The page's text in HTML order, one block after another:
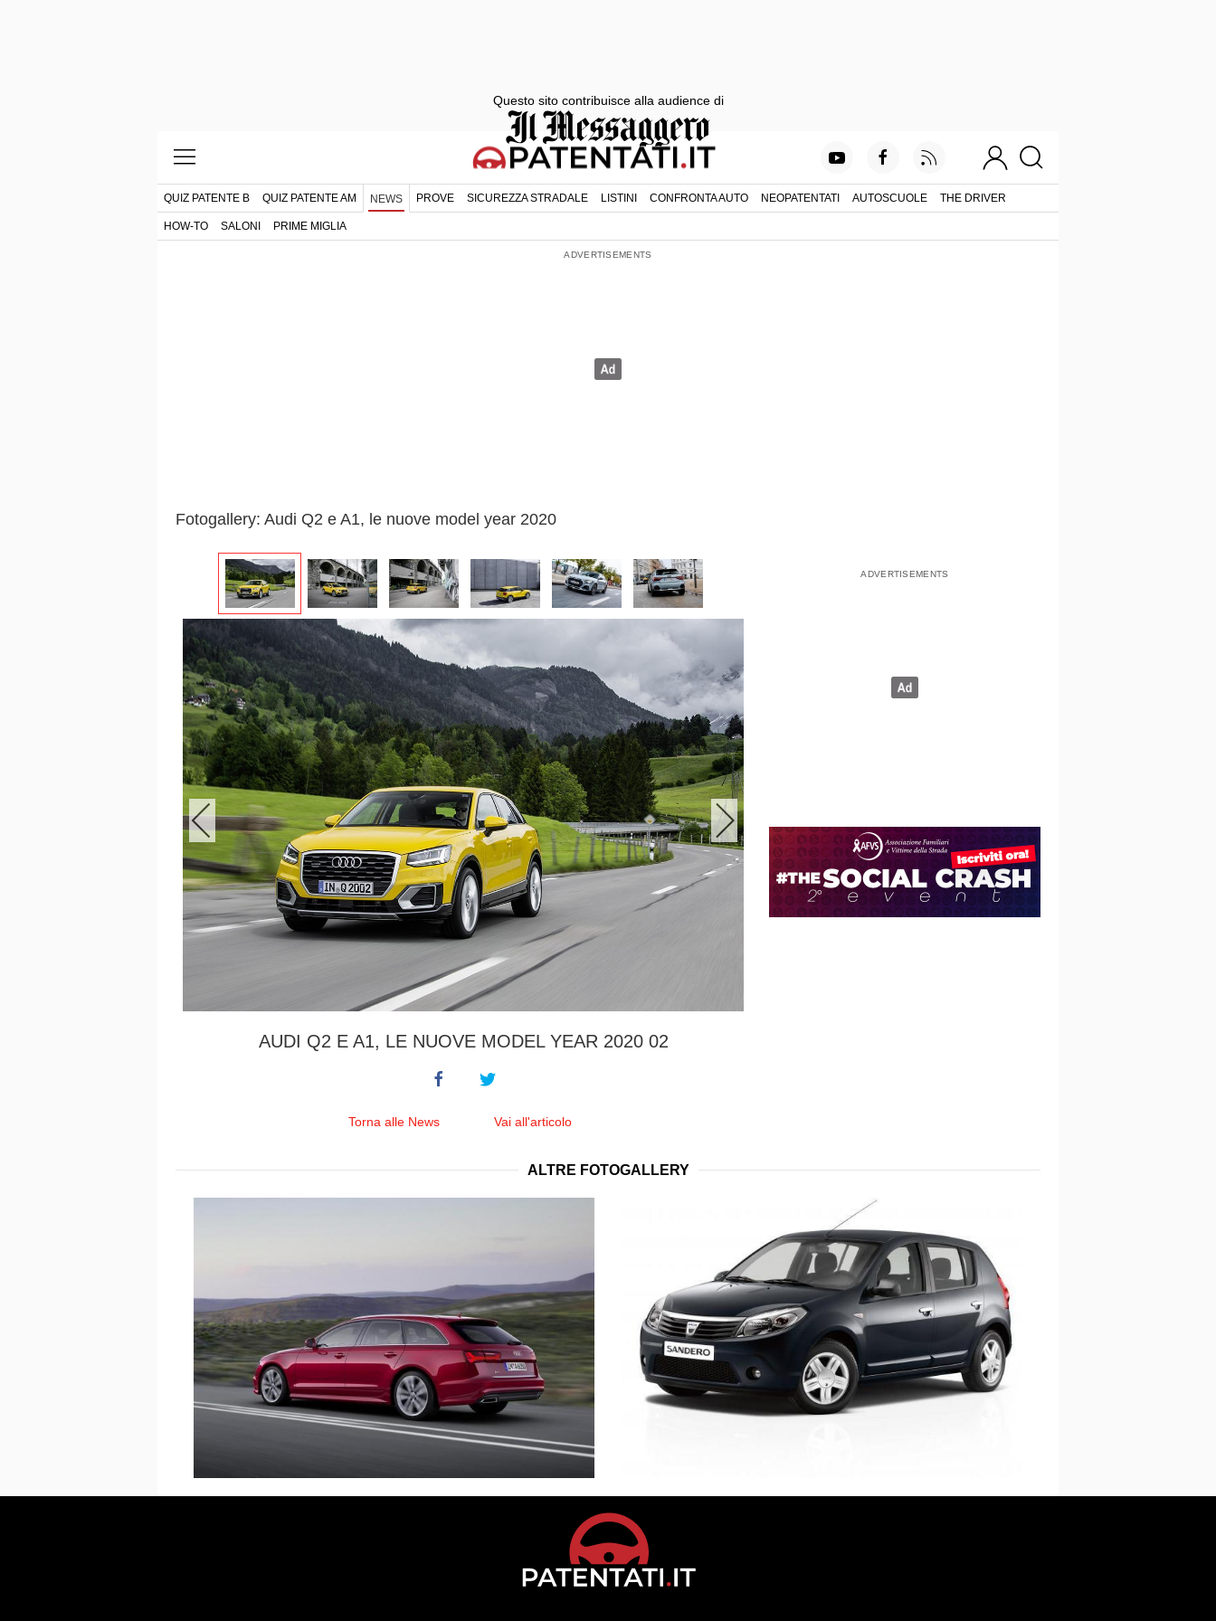
QUIZ PATENTE B QUIZ PATENTE AM NEWS PROVE SICUREZZA STRADALE LISTINI CONFRONTA AUTO NEOPATENTATI AUTOSCUOLE THE DRIVER
HOW-TO SALONI PRIME MIGLIA
Fotogallery: Audi Q2 e A1, le nuove model year 2020
AUDI Q2 E A1, LE NUOVE MODEL YEAR 2020 02
Torna alle News Vai all'articolo
ALTRE FOTOGALLERY
Questo sito contribuisce alla audience di